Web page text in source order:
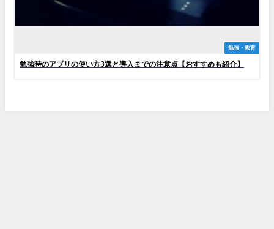
勉強・教育
勉強時のアプリの使い方3選と導入までの注意点【おすすめも紹介】